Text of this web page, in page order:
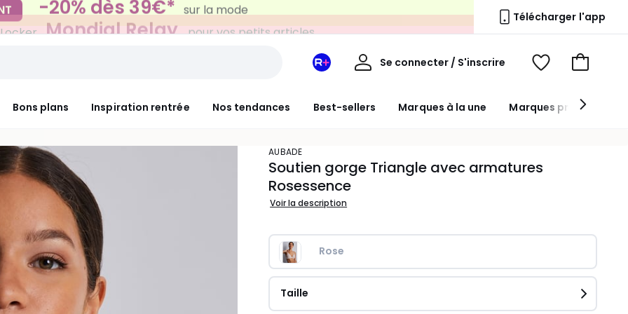
Mondial Relay pour vos petits articles Télécharger l'app
Bons plans Inspiration rentrée Nos tendances Best-sellers Marques à la une Marques premium
Mon
Redoute
Se connecter / S'inscrire
Mon
Voir
Voir
panier
AUBADE
Soutien gorge Triangle avec armatures
Rosessence
Voir la description
Rose
Taille